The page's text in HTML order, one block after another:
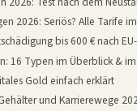
2026: Seriös? Alle Tarife
bis 600 € nach
16 Typen im Überblick &
Gold einfach erklärt
und Karrierewege